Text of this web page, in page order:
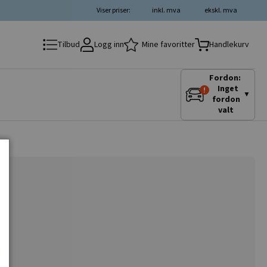
ekskl. mva
inkl. mva
Viser priser:
Tilbud Logg inn Mine favoritter Handlekurv
Fordon:
Inget
fordon
valt
▼